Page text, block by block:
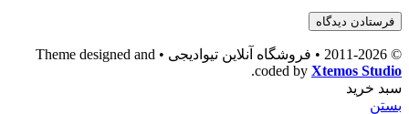
© 2011-2026 • فروشگاه آنلاین تیوادیجی • Theme designed and
coded by Xtemos Studio
.
سبد خرید
بستن